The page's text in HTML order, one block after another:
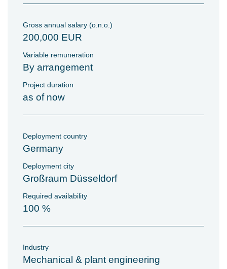
Gross annual salary (o.n.o.)
200,000 EUR
Variable remuneration
By arrangement
Project duration
as of now
Deployment country
Germany
Deployment city
Großraum Düsseldorf
Required availability
100 %
Industry
Mechanical & plant engineering